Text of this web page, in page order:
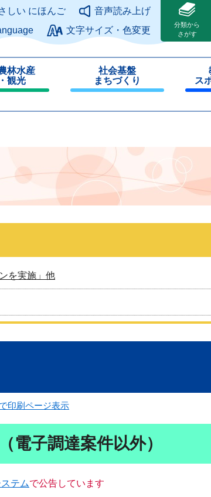
このページの本文へ
しい にほんご
音声読み上げ
文字サイズ・色変更
分類から
さがす
林水産
観光
社会基盤
まちづくり
じ
ス
じ
を実施」他
印刷ページ表示
電子調達案件以外）
テムで公告しています